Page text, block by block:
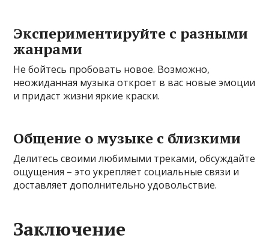
Экспериментируйте с разными
жанрами
Не бойтесь пробовать новое. Возможно,
неожиданная музыка откроет в вас новые эмоции
и придаст жизни яркие краски.
Общение о музыке с близкими
Делитесь своими любимыми треками, обсуждайте
ощущения – это укрепляет социальные связи и
доставляет дополнительно удовольствие.
Заключение